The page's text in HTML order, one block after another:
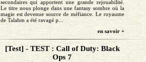
secondaires qui apportent une grande rejouabilité.
Le titre nous plonge dans une fantasy sombre où la
magie est devenue source de méfiance. Le royaume
de Talahm a été ravagé p...
en savoir +
[Test] - TEST : Call of Duty: Black
Ops 7